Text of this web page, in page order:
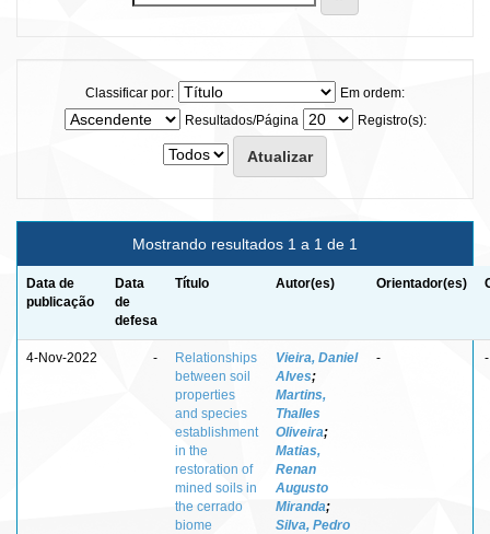
Classificar por:
Em ordem:
Resultados/Página
Registro(s):
Mostrando resultados 1 a 1 de 1
Data de
publicação
Data
de
defesa
Título Autor(es) Orientador(es)
4-Nov-2022 -
Relationships
between soil
properties
and species
establishment
in the
restoration of
mined soils in
the cerrado
biome
Vieira, Daniel
Alves;
Martins,
Thalles
Oliveira;
Matias,
Renan
Augusto
Miranda;
Silva, Pedro
- -